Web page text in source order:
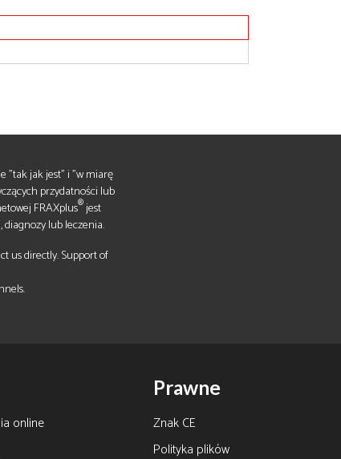
"tak jak jest" i "w miarę
przydatności lub
FRAXplus®jest
lub leczenia.
us directly. Support of
online
Prawne
Znak CE
Polityka plików